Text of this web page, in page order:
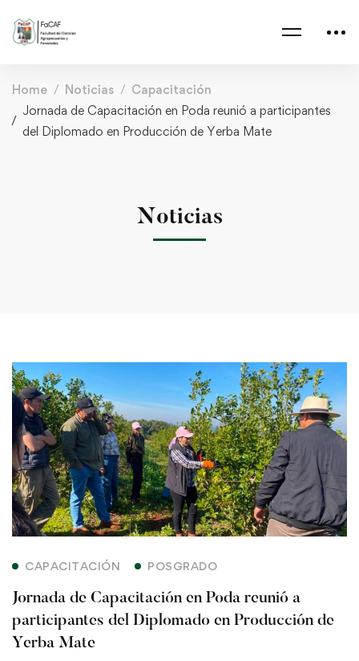
Home Noticias
Capacitación
Jornada de Capacitación en Poda reunió a participantes
del Diplomado en Producción de Yerba Mate
Noticias
Jornada
de
Capacitación
en
Poda
reunió
a
participantes
CAPACITACIÓN POSGRADO
Jornada de Capacitación en Poda reunió a
participantes del Diplomado en Producción de
Yerba Mate